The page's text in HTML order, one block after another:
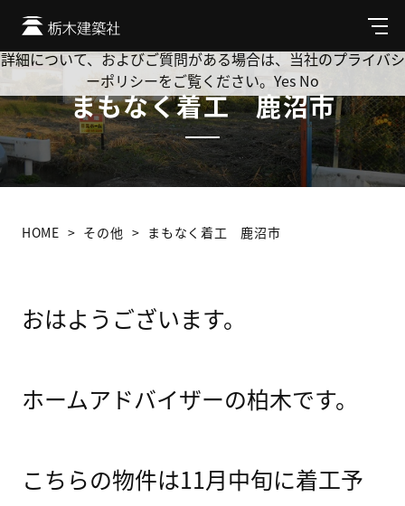
メ
ニ
ュ
まもなく着工 鹿沼市
HOME その他 まもなく着工 鹿沼市
おはようございます。
ホームアドバイザーの柏木です。
こちらの物件は11月中旬に着工予
Cookie を使用して、お客様の活動を追跡してもよろしいです
か? 当社ではお客様のプライバシーを極めて重視しています。
詳細について、およびご質問がある場合は、当社のプライバシ
ーポリシーをご覧ください。 Yes No